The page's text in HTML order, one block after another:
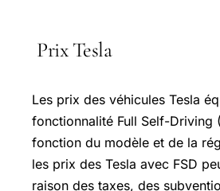
Prix Tesla
Les prix des véhicules Tesla
fonctionnalité Full Self-Driving
fonction du modèle et de la
les prix des Tesla avec FSD
raison des taxes, des